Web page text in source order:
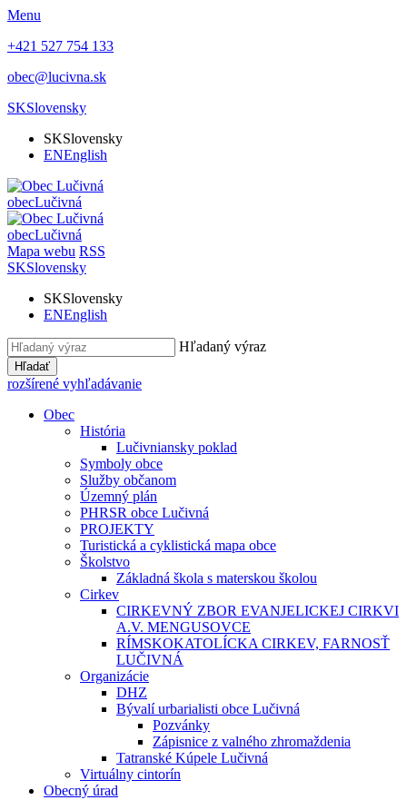
Menu
+421 527 754 133
obec@lucivna.sk
SKSlovensky
SKSlovensky
ENEnglish
obecLučivná
obecLučivná
Mapa webu RSS
SKSlovensky
SKSlovensky
ENEnglish
Hľadaný výraz
Hľadať
rozšírené vyhľadávanie
Obec
História
Lučivniansky poklad
Symboly obce
Služby občanom
Územný plán
PHRSR obce Lučivná
PROJEKTY
Turistická a cyklistická mapa obce
Školstvo
Základná škola s materskou školou
Cirkev
CIRKEVNÝ ZBOR EVANJELICKEJ CIRKVI
A.V. MENGUSOVCE
RÍMSKOKATOLÍCKA CIRKEV, FARNOSŤ
LUČIVNÁ
Organizácie
DHZ
Bývalí urbarialisti obce Lučivná
Pozvánky
Zápisnice z valného zhromaždenia
Tatranské Kúpele Lučivná
Virtuálny cintorín
Obecný úrad